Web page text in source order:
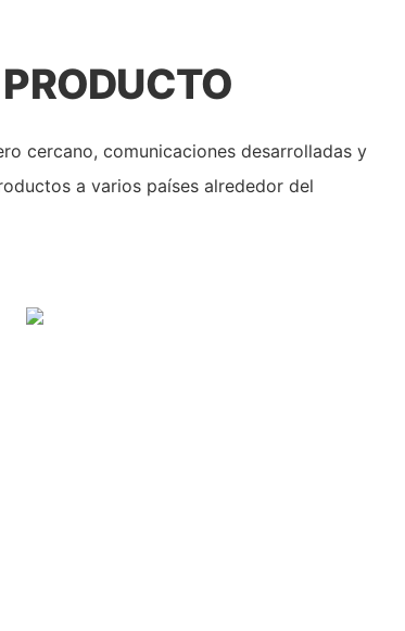
cercano, comunicaciones desarrolladas y
a varios países alrededor del